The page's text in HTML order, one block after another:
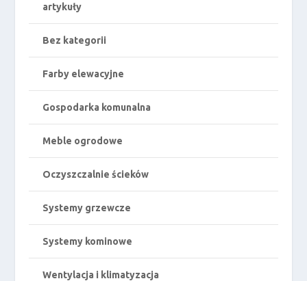
artykuły
Bez kategorii
Farby elewacyjne
Gospodarka komunalna
Meble ogrodowe
Oczyszczalnie ścieków
Systemy grzewcze
Systemy kominowe
Wentylacja i klimatyzacja